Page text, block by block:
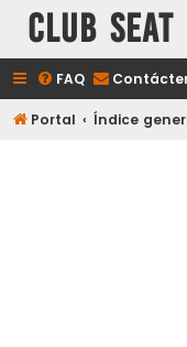
Club
FAQ
Portal Índice